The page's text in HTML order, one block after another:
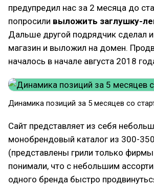
предупредил нас за 2 месяца до
попросили выложить заглушку-
Дальше другой подрядчик сделал
магазин и выложил на домен.
началось в начале августа 2018
Динамика позиций за 5 месяцев со
Сайт представляет из себя
монобрендовый каталог из 300-
(представлены грили только
понимали, что с небольшим
одного бренда быстро